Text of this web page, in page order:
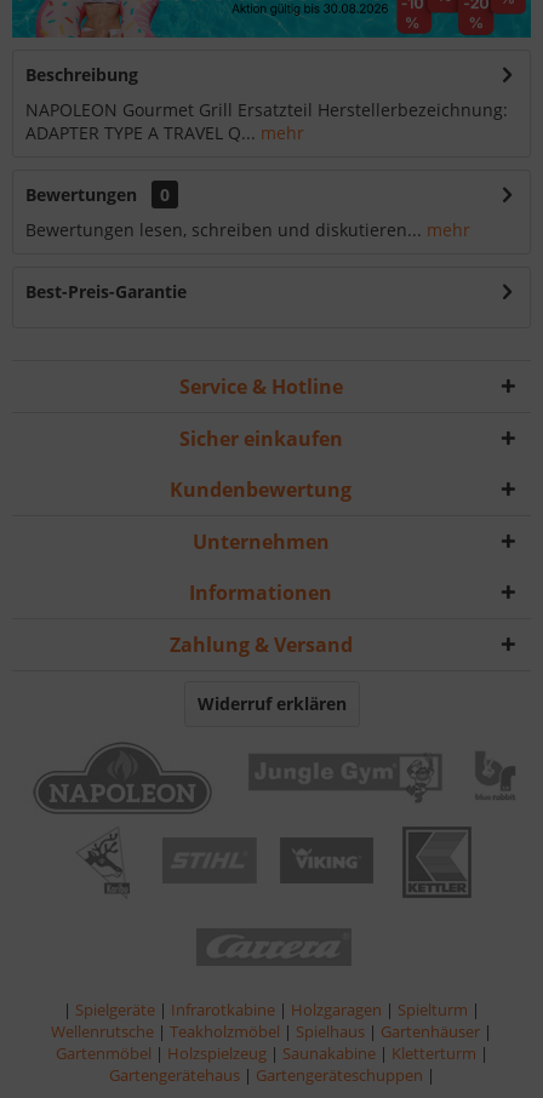
Beschreibung
NAPOLEON Gourmet Grill Ersatzteil Herstellerbezeichnung:
ADAPTER TYPE A TRAVEL Q... mehr
Bewertungen
0
Bewertungen lesen, schreiben und diskutieren... mehr
Best-Preis-Garantie
Service & Hotline
Sicher einkaufen
Kundenbewertung
Unternehmen
Informationen
Zahlung & Versand
Widerruf erklären
| Spielgeräte | Infrarotkabine | Holzgaragen | Spielturm |
Wellenrutsche | Teakholzmöbel | Spielhaus | Gartenhäuser |
Gartenmöbel | Holzspielzeug | Saunakabine | Kletterturm |
Gartengerätehaus | Gartengeräteschuppen |